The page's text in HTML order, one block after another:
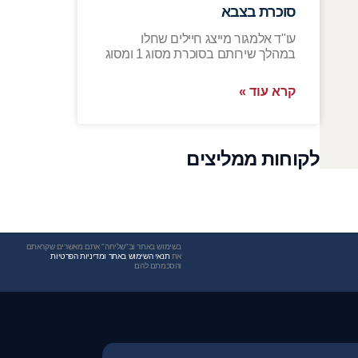
סוכרת בצבא
עו"ד אלמגור מייצג חיילים שחלו
במהלך שירותם בסוכרת מסוג 1 ומסוג
קרא עוד »
לקוחות ממליצים
בשימוש באתר וב"שליחה" אתם מאשרים שקראתם
אתתנאי השימוש באתר ומדיניות הפרטיות
והסכמתם להם